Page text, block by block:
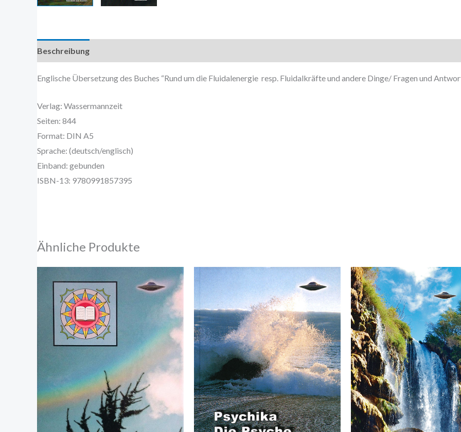
Beschreibung
Englische Übersetzung des Buches “Rund um die Fluidalenergie resp. Fluidalkräfte und andere Dinge/ Fragen und
Verlag: Wassermannzeit
Seiten: 844
Format: DIN A5
Sprache: (deutsch/englisch)
Einband: gebunden
ISBN-13: 9780991857395
Ähnliche Produkte